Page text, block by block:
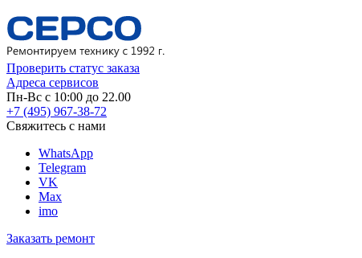
Проверить статус заказа
Адреса сервисов
Пн-Вс с 10:00 до 22.00
+7 (495) 967-38-72
Свяжитесь с нами
WhatsApp
Telegram
VK
Max
imo
Заказать ремонт